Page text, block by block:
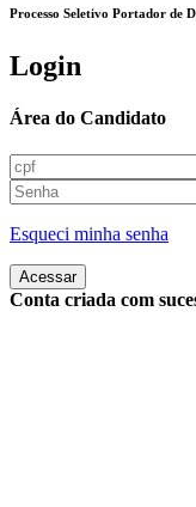
Processo Seletivo Portador de
Login
Área do Candidato
Esqueci minha senha
Acessar
Conta criada com